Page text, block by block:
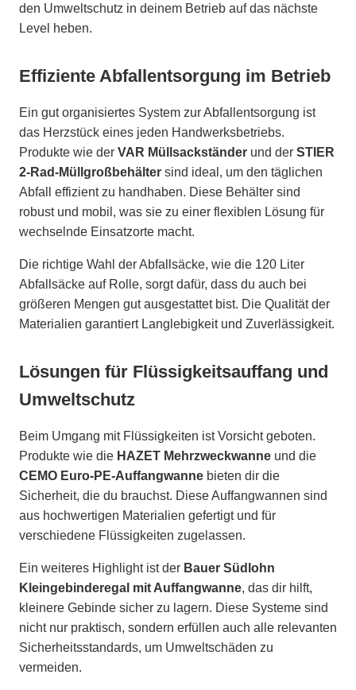
den Umweltschutz in deinem Betrieb auf das nächste
Level heben.
Effiziente Abfallentsorgung im Betrieb
Ein gut organisiertes System zur Abfallentsorgung ist
das Herzstück eines jeden Handwerksbetriebs.
Produkte wie der VAR Müllsackständer und der STIER
2-Rad-Müllgroßbehälter sind ideal, um den täglichen
Abfall effizient zu handhaben. Diese Behälter sind
robust und mobil, was sie zu einer flexiblen Lösung für
wechselnde Einsatzorte macht.
Die richtige Wahl der Abfallsäcke, wie die 120 Liter
Abfallsäcke auf Rolle, sorgt dafür, dass du auch bei
größeren Mengen gut ausgestattet bist. Die Qualität der
Materialien garantiert Langlebigkeit und Zuverlässigkeit.
Lösungen für Flüssigkeitsauffang und
Umweltschutz
Beim Umgang mit Flüssigkeiten ist Vorsicht geboten.
Produkte wie die HAZET Mehrzweckwanne und die
CEMO Euro-PE-Auffangwanne bieten dir die
Sicherheit, die du brauchst. Diese Auffangwannen sind
aus hochwertigen Materialien gefertigt und für
verschiedene Flüssigkeiten zugelassen.
Ein weiteres Highlight ist der Bauer Südlohn
Kleingebinderegal mit Auffangwanne, das dir hilft,
kleinere Gebinde sicher zu lagern. Diese Systeme sind
nicht nur praktisch, sondern erfüllen auch alle relevanten
Sicherheitsstandards, um Umweltschäden zu
vermeiden.